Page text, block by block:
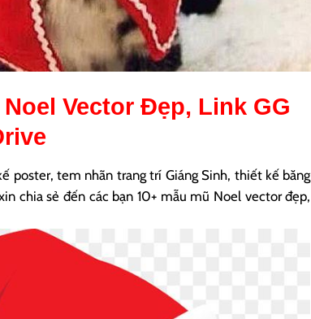
Noel VectorĐẹp, Link GG
poster, tem nhãn trang trí Giáng Sinh, thiết kế băng
chia sẻ đến các bạn 10+ mẫu mũ Noel vector đẹp,